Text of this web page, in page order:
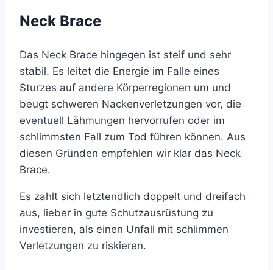
Neck Brace
Das Neck Brace hingegen ist steif und sehr
stabil. Es leitet die Energie im Falle eines
Sturzes auf andere Körperregionen um und
beugt schweren Nackenverletzungen vor, die
eventuell Lähmungen hervorrufen oder im
schlimmsten Fall zum Tod führen können. Aus
diesen Gründen empfehlen wir klar das Neck
Brace.
Es zahlt sich letztendlich doppelt und dreifach
aus, lieber in gute Schutzausrüstung zu
investieren, als einen Unfall mit schlimmen
Verletzungen zu riskieren.